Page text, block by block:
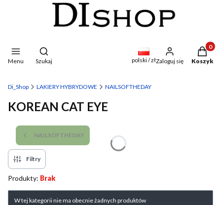
Menu
Otwórz wyszukiwarkę
Szukaj polski / złZaloguj się Koszyk
Di_Shop LAKIERY HYBRYDOWE NAILSOFTHEDAY
KOREAN CAT EYE
NAILSOFTHEDAY
Filtry
Produkty: Brak
Lista produktów
W tej kategorii nie ma obecnie żadnych produktów